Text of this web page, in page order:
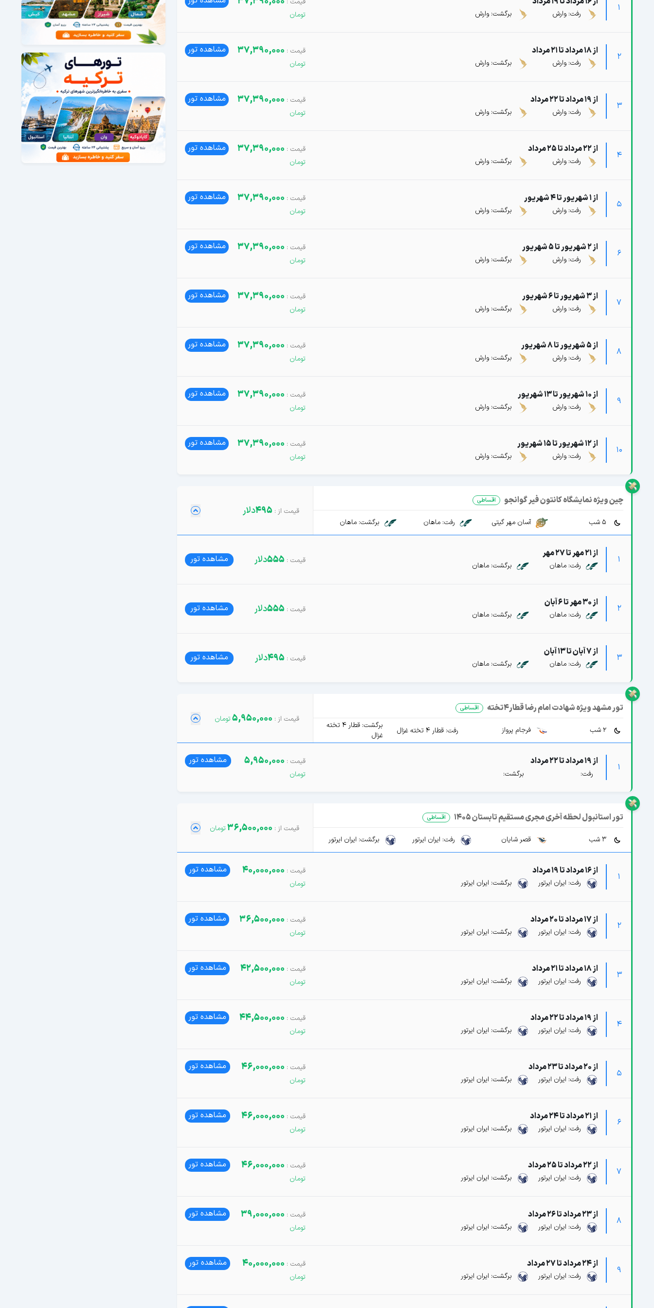
1
رفت: وارش برگشت: وارش
2
از 18 مرداد تا 21 مرداد
رفت: وارش برگشت: وارش
37,390,000 مشاهده تور
3
از 19 مرداد تا 22 مرداد
رفت: وارش برگشت: وارش
37,390,000 مشاهده تور
4
از 22 مرداد تا 25 مرداد
رفت: وارش برگشت: وارش
37,390,000 مشاهده تور
5
از 1 شهریور تا 4 شهریور
رفت: وارش برگشت: وارش
37,390,000 مشاهده تور
6
از 2 شهریور تا 5 شهریور
رفت: وارش برگشت: وارش
37,390,000 مشاهده تور
7
از 3 شهریور تا 6 شهریور
رفت: وارش برگشت: وارش
37,390,000 مشاهده تور
8
از 5 شهریور تا 8 شهریور
رفت: وارش برگشت: وارش
37,390,000 مشاهده تور
9
از 10 شهریور تا 13 شهریور
رفت: وارش برگشت: وارش
37,390,000 مشاهده تور
10
از 12 شهریور تا 15 شهریور
رفت: وارش برگشت: وارش
37,390,000 مشاهده تور
چین ویژه نمایشگاه کانتون فیر گوانجو اقساطی
آسان مهر گیتی رفت: ماهان برگشت: ماهان
495دلار
1
از 21 مهر تا 27 مهر
رفت: ماهان برگشت: ماهان 555دلار مشاهده تور
2
از 30 مهر تا 6 آبان
رفت: ماهان برگشت: ماهان 555دلار مشاهده تور
3
از 7 آبان تا 13 آبان
رفت: ماهان برگشت: ماهان 495دلار مشاهده تور
تور مشهد ویژه شهادت امام رضا قطار4تخته اقساطی
فرجام پرواز رفت: قطار 4 تخته غزال
برگشت: قطار 4 تخته
غزال
5,950,000
1
از 19 مرداد تا 22 مرداد
رفت: برگشت:
5,950,000 مشاهده تور
تور استانبول لحظه آخری مجری مستقیم تابستان 1405 اقساطی
قصر شایان رفت: ایران ایرتور برگشت: ایران ایرتور
36,500,000
1
از 16 مرداد تا 19 مرداد
رفت: ایران ایرتور برگشت: ایران ایرتور
40,000,000 مشاهده تور
2
از 17 مرداد تا 20 مرداد
رفت: ایران ایرتور برگشت: ایران ایرتور
36,500,000 مشاهده تور
3
از 18 مرداد تا 21 مرداد
رفت: ایران ایرتور برگشت: ایران ایرتور
42,500,000 مشاهده تور
4
از 19 مرداد تا 22 مرداد
رفت: ایران ایرتور برگشت: ایران ایرتور
44,500,000 مشاهده تور
5
از 20 مرداد تا 23 مرداد
رفت: ایران ایرتور برگشت: ایران ایرتور
46,000,000 مشاهده تور
6
از 21 مرداد تا 24 مرداد
رفت: ایران ایرتور برگشت: ایران ایرتور
46,000,000 مشاهده تور
7
از 22 مرداد تا 25 مرداد
رفت: ایران ایرتور برگشت: ایران ایرتور
46,000,000 مشاهده تور
8
از 23 مرداد تا 26 مرداد
رفت: ایران ایرتور برگشت: ایران ایرتور
39,000,000 مشاهده تور
9
از 24 مرداد تا 27 مرداد
رفت: ایران ایرتور برگشت: ایران ایرتور
40,000,000 مشاهده تور